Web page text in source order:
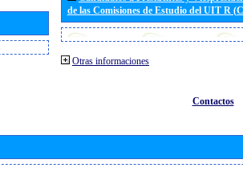
de las Comisiones de Estudio del UIT R
Otras informaciones
Contactos